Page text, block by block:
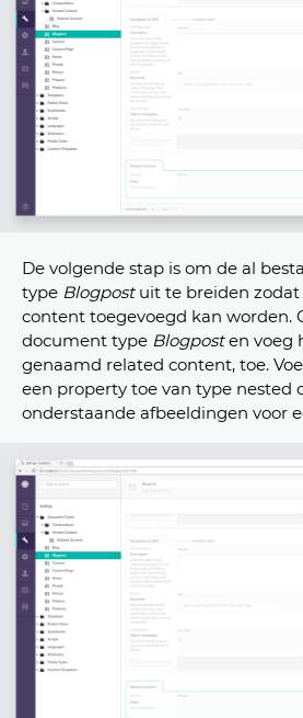
De volgende stap is om de al
type Blogpostuit te breiden zodat
content toegevoegd kan worden.
document type Blogposten voeg
genaamd related content, toe.
een property toe van type nested
onderstaande afbeeldingen voor